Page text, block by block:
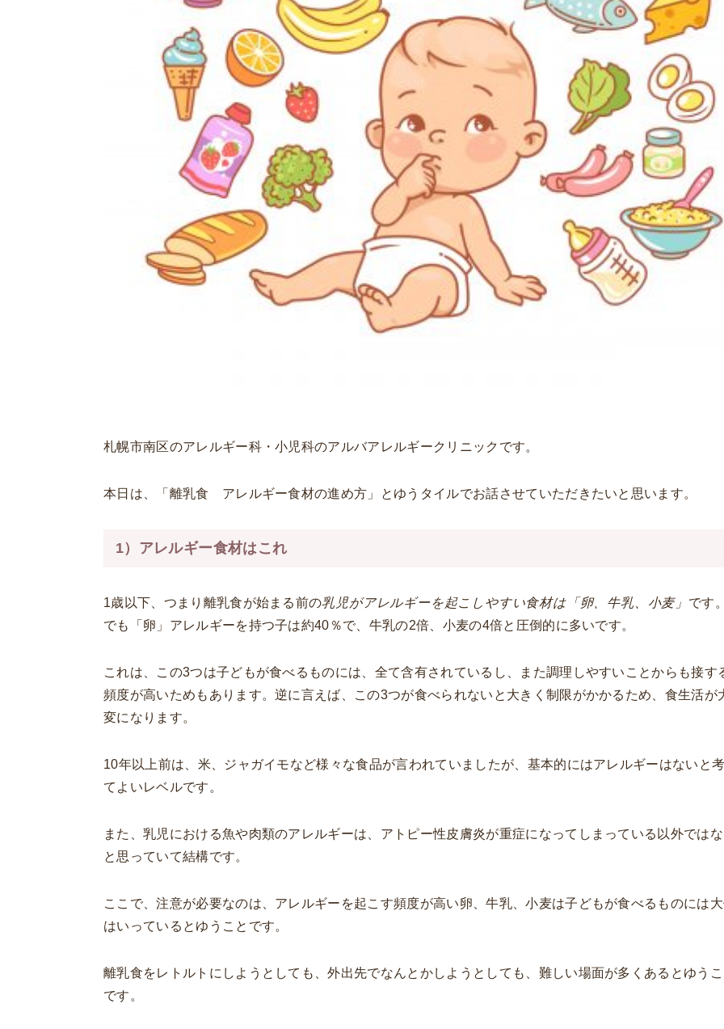
札幌市南区のアレルギー科・小児科のアルバアレルギークリニックです。
本日は、「離乳食 アレルギー食材の進め方」とゆうタイルでお話させていただきたいと思います。
1）アレルギー食材はこれ
1歳以下、つまり離乳食が始まる前の乳児がアレルギーを起こしやすい食材は「卵、牛乳、小麦」 です
でも「卵」アレルギーを持つ子は約40％で、牛乳の2倍、小麦の4倍と圧倒的に多いです。
これは、この3つは子どもが食べるものには、全て含有されているし、また調理しやすいことからも接す
頻度が高いためもあります。逆に言えば、この3つが食べられないと大きく制限がかかるため、食生活が
変になります。
10年以上前は、米、ジャガイモなど様々な食品が言われていましたが、基本的にはアレルギーはないと考
てよいレベルです。
また、乳児における魚や肉類のアレルギーは、アトピー性皮膚炎が重症になってしまっている以外では
と思っていて結構です。
ここで、注意が必要なのは、アレルギーを起こす頻度が高い卵、牛乳、小麦は子どもが食べるものには
はいっているとゆうことです。
離乳食をレトルトにしようとしても、外出先でなんとかしようとしても、難しい場面が多くあるとゆうこ
です。